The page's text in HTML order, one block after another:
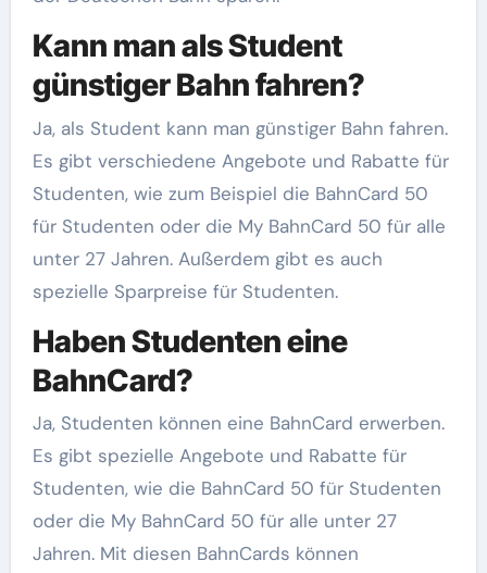
Kann man als Student
günstiger Bahn fahren?
Ja, als Student kann man günstiger Bahn fahren.
Es gibt verschiedene Angebote und Rabatte für
Studenten, wie zum Beispiel die BahnCard 50
für Studenten oder die My BahnCard 50 für alle
unter 27 Jahren. Außerdem gibt es auch
spezielle Sparpreise für Studenten.
Haben Studenten eine
BahnCard?
Ja, Studenten können eine BahnCard erwerben.
Es gibt spezielle Angebote und Rabatte für
Studenten, wie die BahnCard 50 für Studenten
oder die My BahnCard 50 für alle unter 27
Jahren. Mit diesen BahnCards können